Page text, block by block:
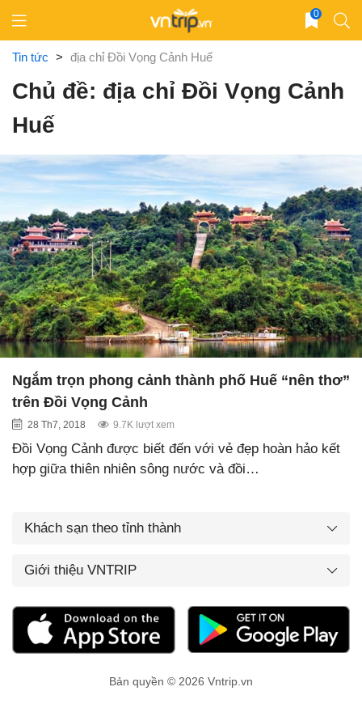
content
0
Tin tức > địa chỉ Đồi Vọng Cảnh Huế
Chủ đề: địa chỉ Đồi Vọng Cảnh
Huế
Ngắm trọn phong cảnh thành phố Huế “nên thơ”
trên Đồi Vọng Cảnh
28 Th7, 2018 9.7K lượt xem
Đồi Vọng Cảnh được biết đến với vẻ đẹp hoàn hảo kết
hợp giữa thiên nhiên sông nước và đồi…
Khách sạn theo tỉnh thành
Giới thiệu VNTRIP
Bản quyền © 2026 Vntrip.vn